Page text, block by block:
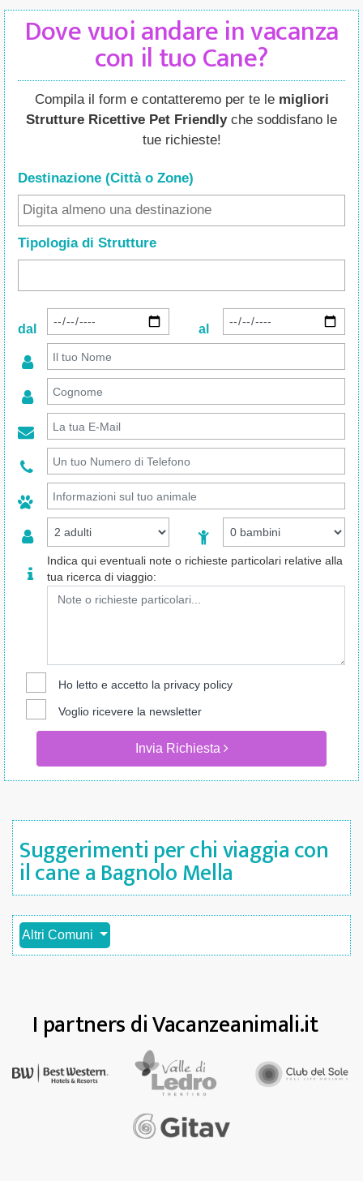
Dove vuoi andare in vacanza
con il tuo Cane?
Compila il form e contatteremo per te le migliori
Strutture Ricettive Pet Friendlyche soddisfano le
tue richieste!
Destinazione (Città o Zone)
Tipologia di Strutture
dal al
Indica qui eventuali note o richieste particolari relative alla
tua ricerca di viaggio:
Ho letto e accetto la privacy policy
Voglio ricevere la newsletter
Invia Richiesta
Suggerimenti per chi viaggia con
il cane a Bagnolo Mella
Altri Comuni
I partners di Vacanzeanimali.it